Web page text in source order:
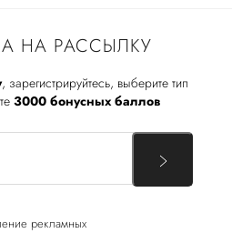
НА РАССЫЛКУ
, зарегистрируйтесь, выберите тип
3000 бонусных баллов
рекламных